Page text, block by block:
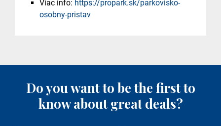
Viac info: https://propark.sk/parkovisko-
osobny-pristav
Do you want to be the first to
know about great deals?